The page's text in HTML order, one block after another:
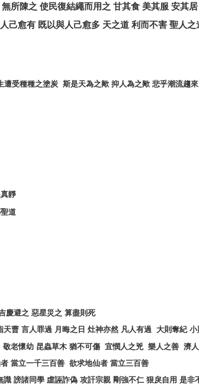
無所陳之 使民復結繩而用之 甘其食 美其服 安其居
己愈有 既以與人己愈多 天之道 利而不害 聖人之
遭受種種之塗炭 斯是天為之歟 抑人為之歟 悲乎潮流趨來
靜
道
慶避之 惡星災之 算盡則死
天曹 言人罪過 月晦之日 灶神亦然 凡人有過 大則奪紀 小
敬老懷幼 昆蟲草木 猶不可傷 宜憫人之兇 樂人之善 濟
當立一千三百善 欲求地仙者 當立三百善
識 謗諸同學 虛誣詐偽 攻訐宗親 剛強不仁 狠戾自用 是非